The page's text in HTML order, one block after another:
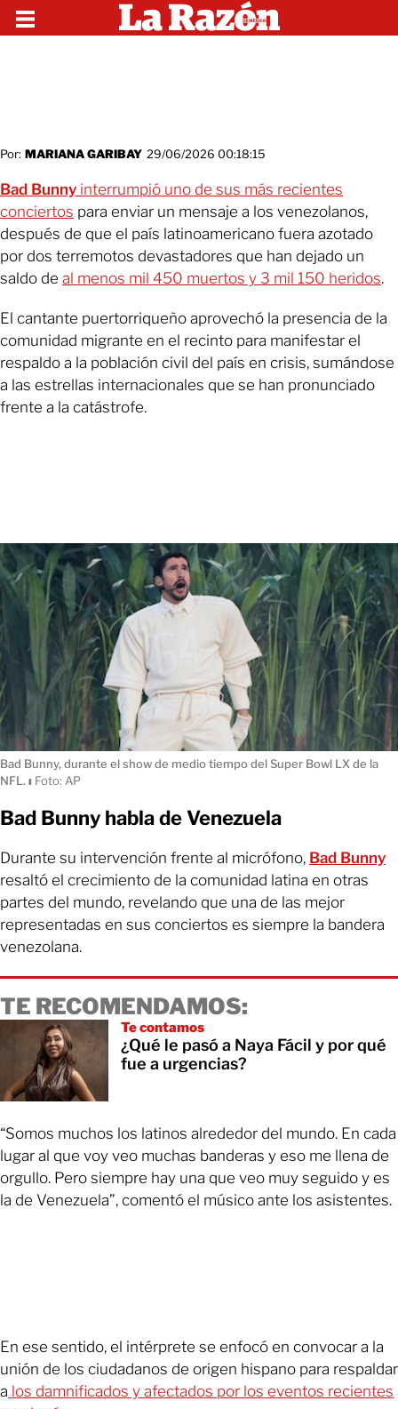
Por: MARIANA GARIBAY 29/06/2026 00:18:15
Bad Bunny interrumpió uno de sus más recientes
conciertos para enviar un mensaje a los venezolanos,
después de que el país latinoamericano fuera azotado
por dos terremotos devastadores que han dejado un
saldo de al menos mil 450 muertos y 3 mil 150 heridos.
El cantante puertorriqueño aprovechó la presencia de la
comunidad migrante en el recinto para manifestar el
respaldo a la población civil del país en crisis, sumándose
a las estrellas internacionales que se han pronunciado
frente a la catástrofe.
Bad Bunny, durante el show de medio tiempo del Super Bowl LX de la
NFL. ı Foto: AP
Bad Bunny habla de Venezuela
Durante su intervención frente al micrófono, Bad Bunny
resaltó el crecimiento de la comunidad latina en otras
partes del mundo, revelando que una de las mejor
representadas en sus conciertos es siempre la bandera
venezolana.
TE RECOMENDAMOS:
Te contamos
¿Qué le pasó a Naya Fácil y por qué
fue a urgencias?
“Somos muchos los latinos alrededor del mundo. En cada
lugar al que voy veo muchas banderas y eso me llena de
orgullo. Pero siempre hay una que veo muy seguido y es
la de Venezuela”, comentó el músico ante los asistentes.
En ese sentido, el intérprete se enfocó en convocar a la
unión de los ciudadanos de origen hispano para respaldar
a los damnificados y afectados por los eventos recientes